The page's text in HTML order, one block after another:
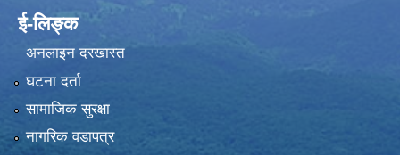
ई-लिङ्क
अनलाइन दरखास्त
घटना दर्ता
सामाजिक सुरक्षा
नागरिक वडापत्र